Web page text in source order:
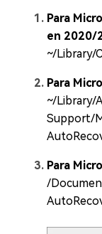
Para
en 2020/
~/Library/
Para
~/Library/
Support/
Para
/